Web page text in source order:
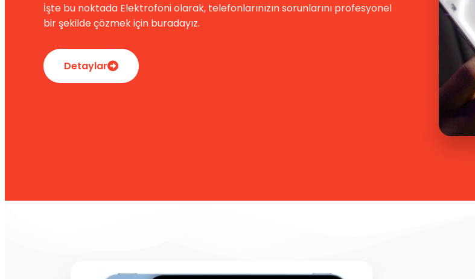
İşte bu noktada Elektrofoni olarak, telefonlarınızın sorunlarını profesyonel
bir şekilde çözmek için buradayız.
Detaylar